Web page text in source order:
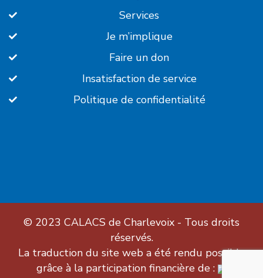
Services
Je m’implique
Faire un don
Insatisfaction de service
Politique de confidentialité
© 2023 CALACS de Charlevoix - Tous droits
réservés.
La traduction du site web a été rendu possible
grâce à la participation financière de :